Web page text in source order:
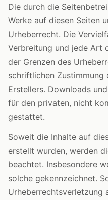
Die durch die
Werke auf diesen Seiten
Urheberrecht. Die
Verbreitung und jede Art
der Grenzen des
schriftlichen Zustimmung
Erstellers. Downloads
für den privaten, nicht
gestattet.
Soweit die Inhalte auf
erstellt wurden, werden
beachtet. Insbesondere
solche gekennzeichnet.
Urheberrechtsverletzung